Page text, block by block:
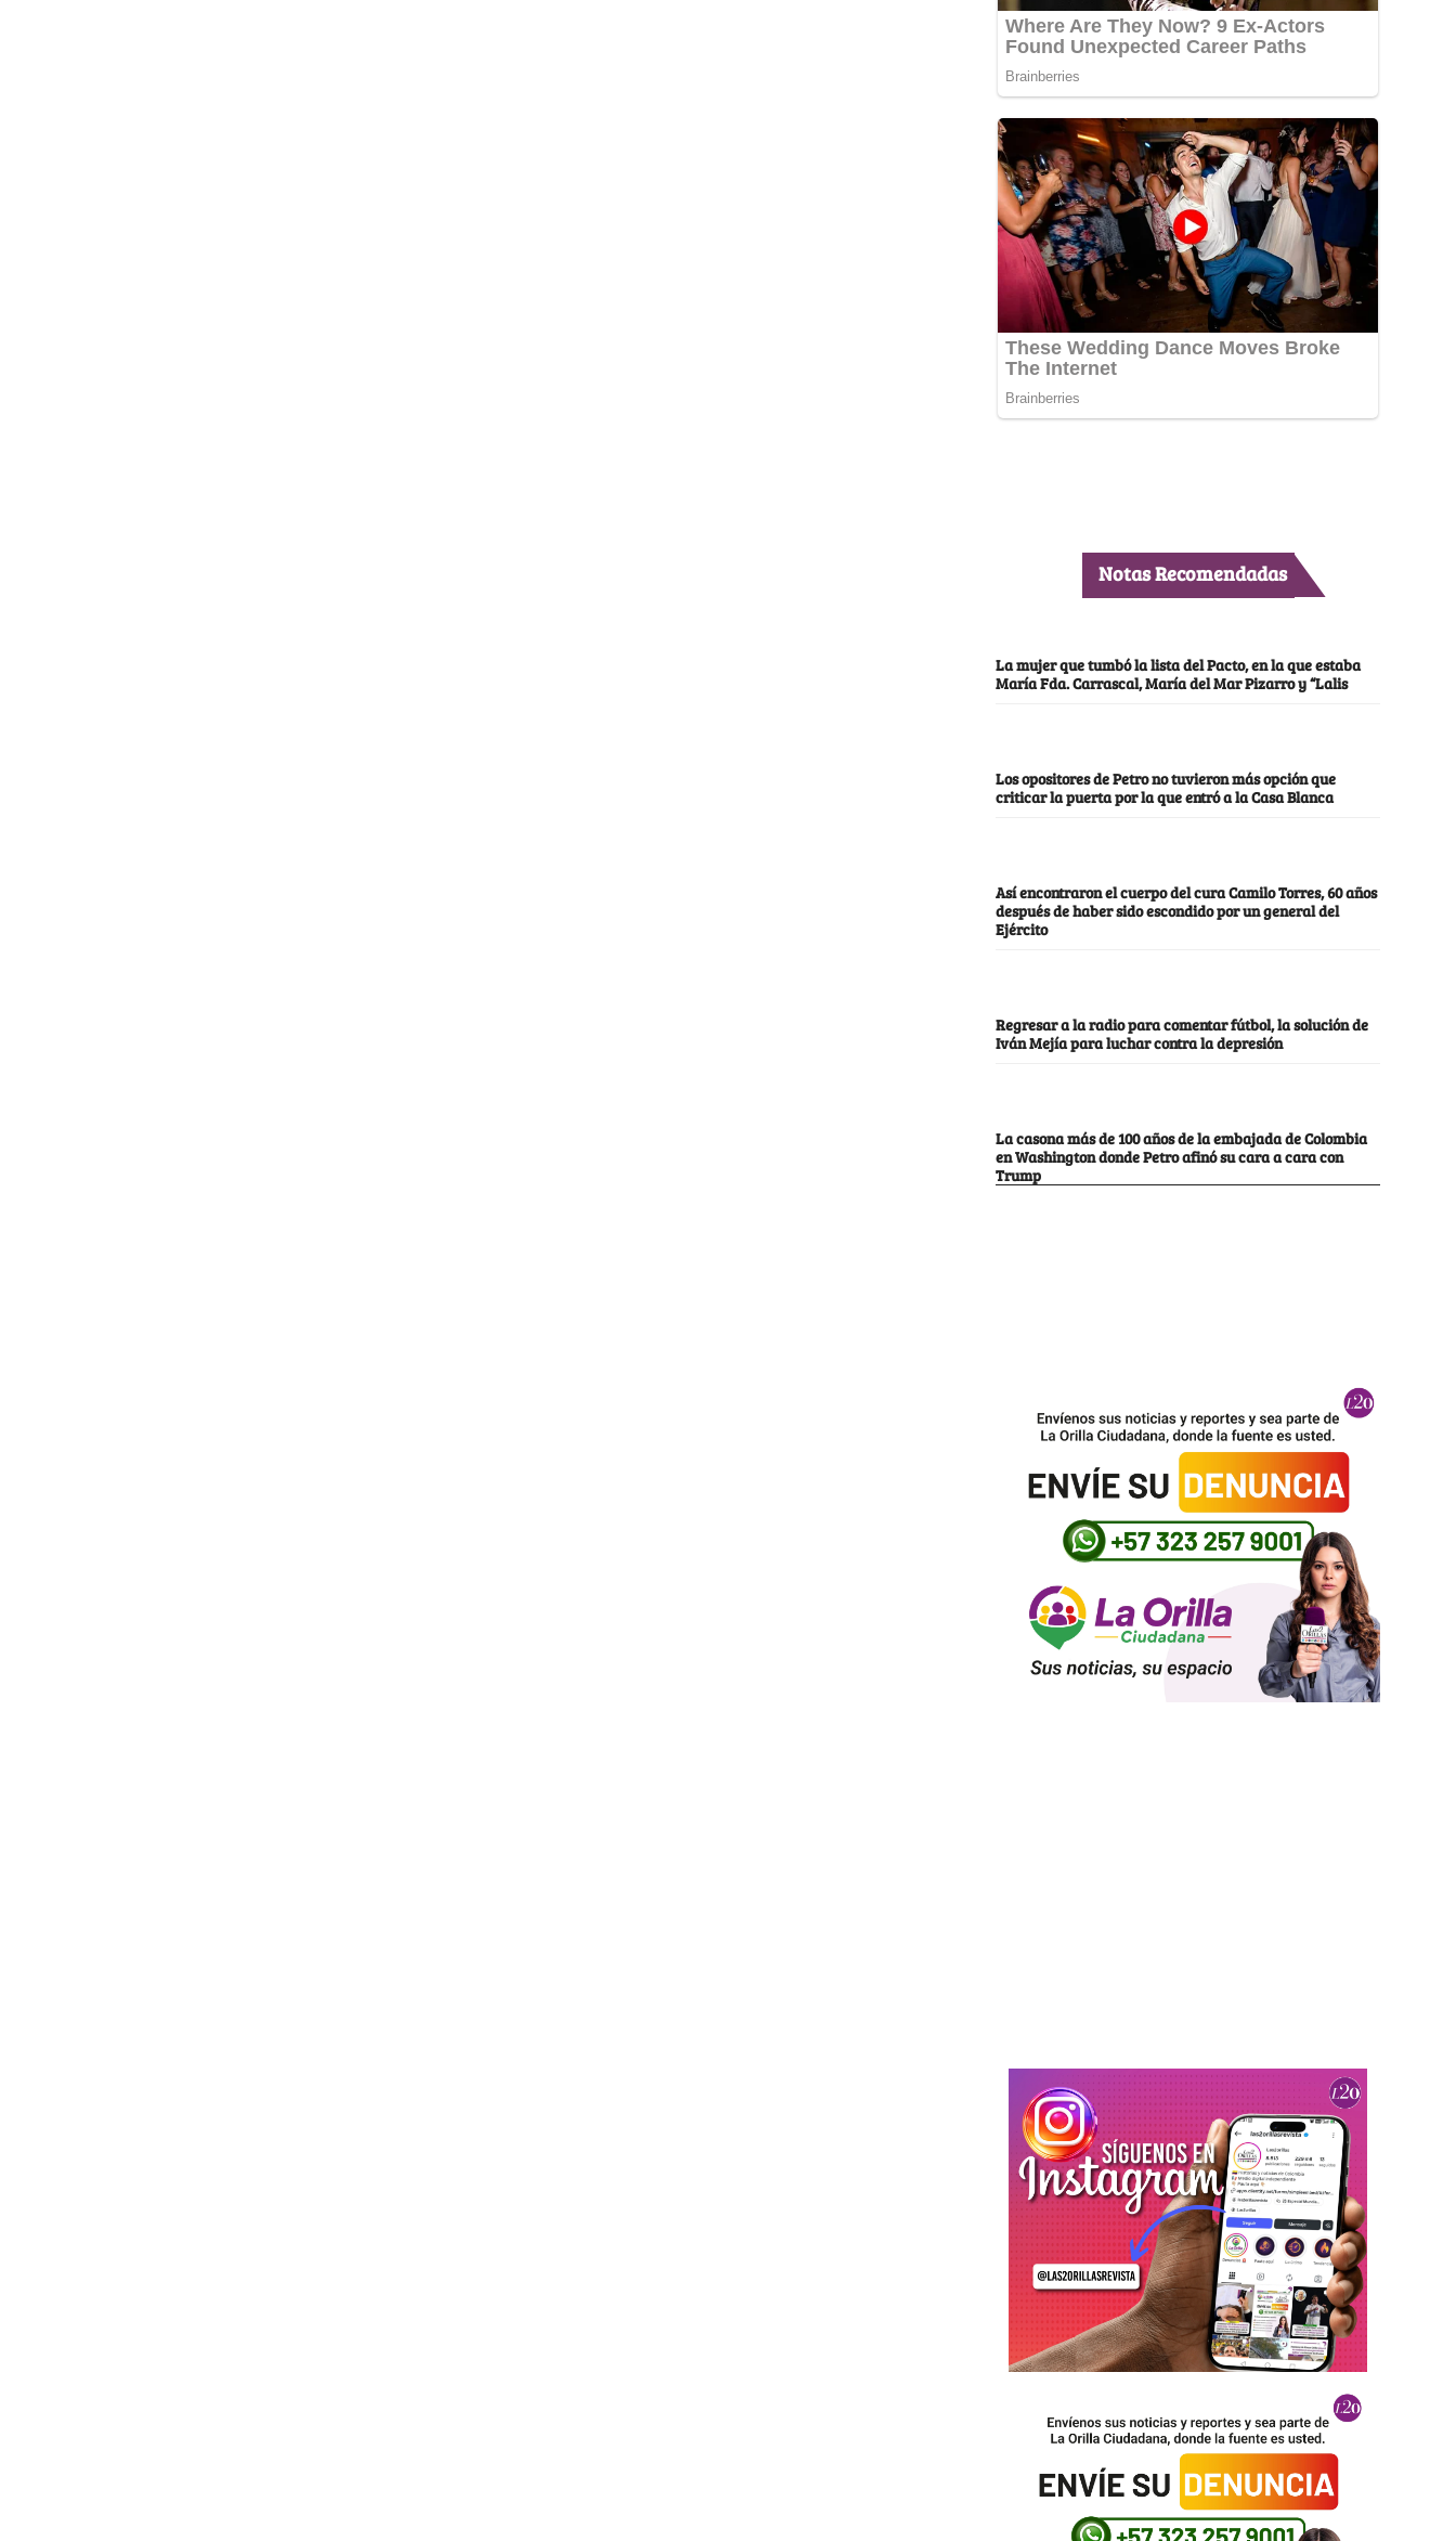
Notas Recomendadas
La mujer que tumbó la lista del Pacto, en la que estaba
María Fda. Carrascal, María del Mar Pizarro y “Lalis
Los opositores de Petro no tuvieron más opción que
criticar la puerta por la que entró a la Casa Blanca
Así encontraron el cuerpo del cura Camilo Torres, 60 años
después de haber sido escondido por un general del
Ejército
Regresar a la radio para comentar fútbol, la solución de
Iván Mejía para luchar contra la depresión
La casona más de 100 años de la embajada de Colombia
en Washington donde Petro afinó su cara a cara con
Trump